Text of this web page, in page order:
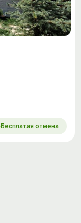
Бесплатая отмена